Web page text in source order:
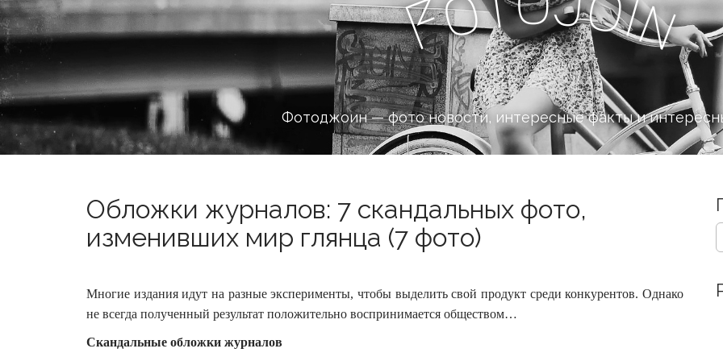
F i
n
Фотоджоин — фото новости, интересные факты и
Обложки журналов: 7 скандальных фото,
изменивших мир глянца (7 фото)
Многие издания идут на разные эксперименты, чтобы выделить свой продукт среди конкурентов. Однако
не всегда полученный результат положительно воспринимается обществом…
Скандальные обложки журналов
S
e
c